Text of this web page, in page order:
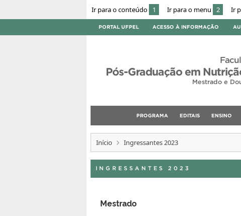
Ir para o conteúdo 1 Ir para o menu 2 Ir
PORTAL UFPEL ACESSO À INFORMAÇÃO
Pós-Graduação em
Mestrado e
PROGRAMA EDITAIS ENSINO
Início Ingressantes 2023
INGRESSANTES 2023
Mestrado